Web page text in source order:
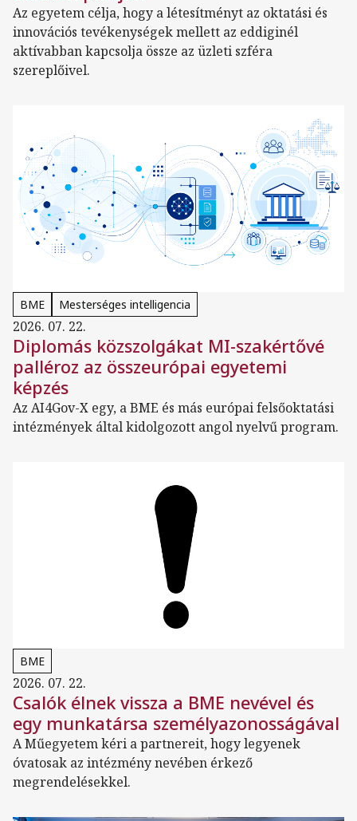
Az egyetem célja, hogy a létesítményt az oktatási és
innovációs tevékenységek mellett az eddiginél
aktívabban kapcsolja össze az üzleti szféra
szereplőivel.
BME Mesterséges intelligencia
2026. 07. 22.
Diplomás közszolgákat MI-szakértővé
palléroz az összeurópai egyetemi
képzés
Az AI4Gov-X egy, a BME és más európai felsőoktatási
intézmények által kidolgozott angol nyelvű program.
BME
2026. 07. 22.
Csalók élnek vissza a BME nevével és
egy munkatársa személyazonosságával
A Műegyetem kéri a partnereit, hogy legyenek
óvatosak az intézmény nevében érkező
megrendelésekkel.